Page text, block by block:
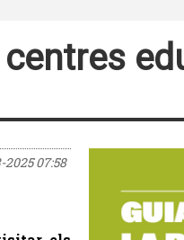
2025 07:58